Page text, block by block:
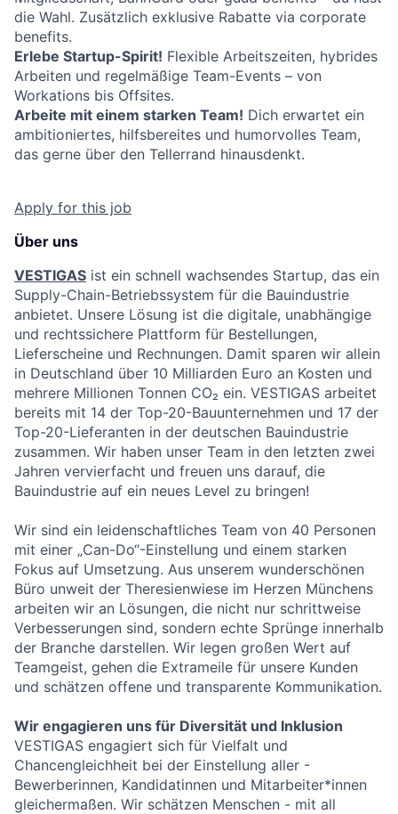
die Wahl. Zusätzlich exklusive Rabatte via corporate
benefits.
Erlebe Startup-Spirit! Flexible Arbeitszeiten, hybrides
Arbeiten und regelmäßige Team-Events – von
Workations bis Offsites.
Arbeite mit einem starken Team! Dich erwartet ein
ambitioniertes, hilfsbereites und humorvolles Team,
das gerne über den Tellerrand hinausdenkt.
Apply for this job
Über uns
VESTIGAS ist ein schnell wachsendes Startup, das ein
Supply-Chain-Betriebssystem für die Bauindustrie
anbietet. Unsere Lösung ist die digitale, unabhängige
und rechtssichere Plattform für Bestellungen,
Lieferscheine und Rechnungen. Damit sparen wir allein
in Deutschland über 10 Milliarden Euro an Kosten und
mehrere Millionen Tonnen CO₂ ein. VESTIGAS arbeitet
bereits mit 14 der Top-20-Bauunternehmen und 17 der
Top-20-Lieferanten in der deutschen Bauindustrie
zusammen. Wir haben unser Team in den letzten zwei
Jahren vervierfacht und freuen uns darauf, die
Bauindustrie auf ein neues Level zu bringen!
Wir sind ein leidenschaftliches Team von 40 Personen
mit einer „Can-Do“-Einstellung und einem starken
Fokus auf Umsetzung. Aus unserem wunderschönen
Büro unweit der Theresienwiese im Herzen Münchens
arbeiten wir an Lösungen, die nicht nur schrittweise
Verbesserungen sind, sondern echte Sprünge innerhalb
der Branche darstellen. Wir legen großen Wert auf
Teamgeist, gehen die Extrameile für unsere Kunden
und schätzen offene und transparente Kommunikation.
Wir engagieren uns für Diversität und Inklusion
VESTIGAS engagiert sich für Vielfalt und
Chancengleichheit bei der Einstellung aller -
Bewerberinnen, Kandidatinnen und Mitarbeiter*innen
gleichermaßen. Wir schätzen Menschen - mit all